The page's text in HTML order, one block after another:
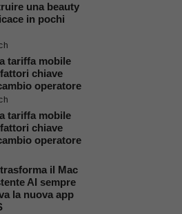
una beauty
in pochi
tariffa mobile
chiave
operatore
tariffa mobile
chiave
operatore
il Mac
AI sempre
la nuova app